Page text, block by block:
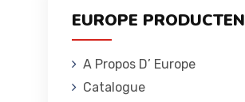
EUROPE PRODUCTEN
A Propos D’ Europe
Catalogue